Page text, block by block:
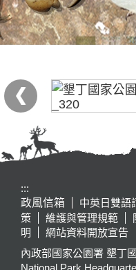
:::
政風信箱
中英日雙語
策
維護與管理規範
明
網站資料開放宣告
內政部國家公園署 墾丁
National Park